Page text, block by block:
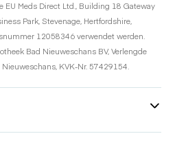
Meds Direct Ltd., Building 18 Gateway
Park, Stevenage, Hertfordshire,
12058346 verwendet werden.
Bad Nieuweschans BV, Verlengde
KVK-Nr. 57429154.